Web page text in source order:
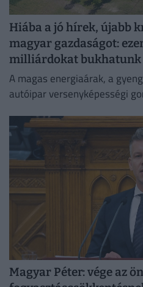
Hiába a jó hírek, újabb
magyar gazdaságot:
milliárdokat bukhatunk
A magas energiaárak, a
autóipar versenyképességi
Magyar Péter: vége az